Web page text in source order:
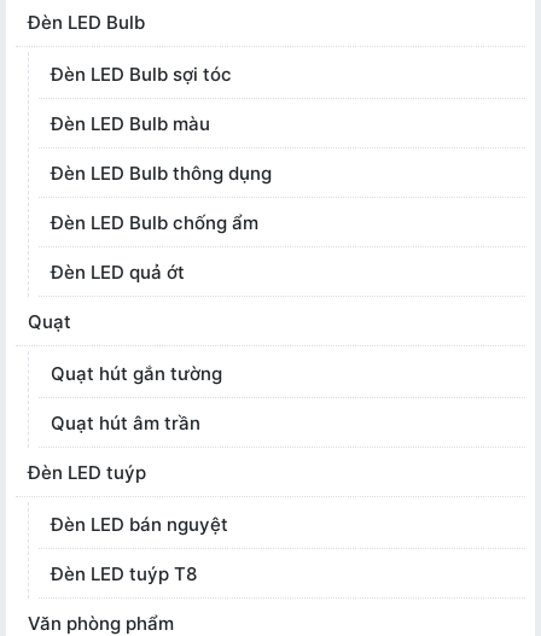
Đèn LED Bulb
Đèn LED Bulb sợi tóc
Đèn LED Bulb màu
Đèn LED Bulb thông dụng
Đèn LED Bulb chống ẩm
Đèn LED quả ớt
Quạt
Quạt hút gắn tường
Quạt hút âm trần
Đèn LED tuýp
Đèn LED bán nguyệt
Đèn LED tuýp T8
Văn phòng phẩm